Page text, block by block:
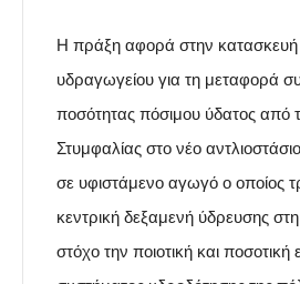
Η πράξη αφορά στην κατασκευή
υδραγωγείου για τη μεταφορά
ποσότητας πόσιμου ύδατος από
Στυμφαλίας στο νέο
σε υφιστάμενο αγωγό ο οποίος
κεντρική δεξαμενή ύδρευσης
στόχο την ποιοτική και ποσοτική